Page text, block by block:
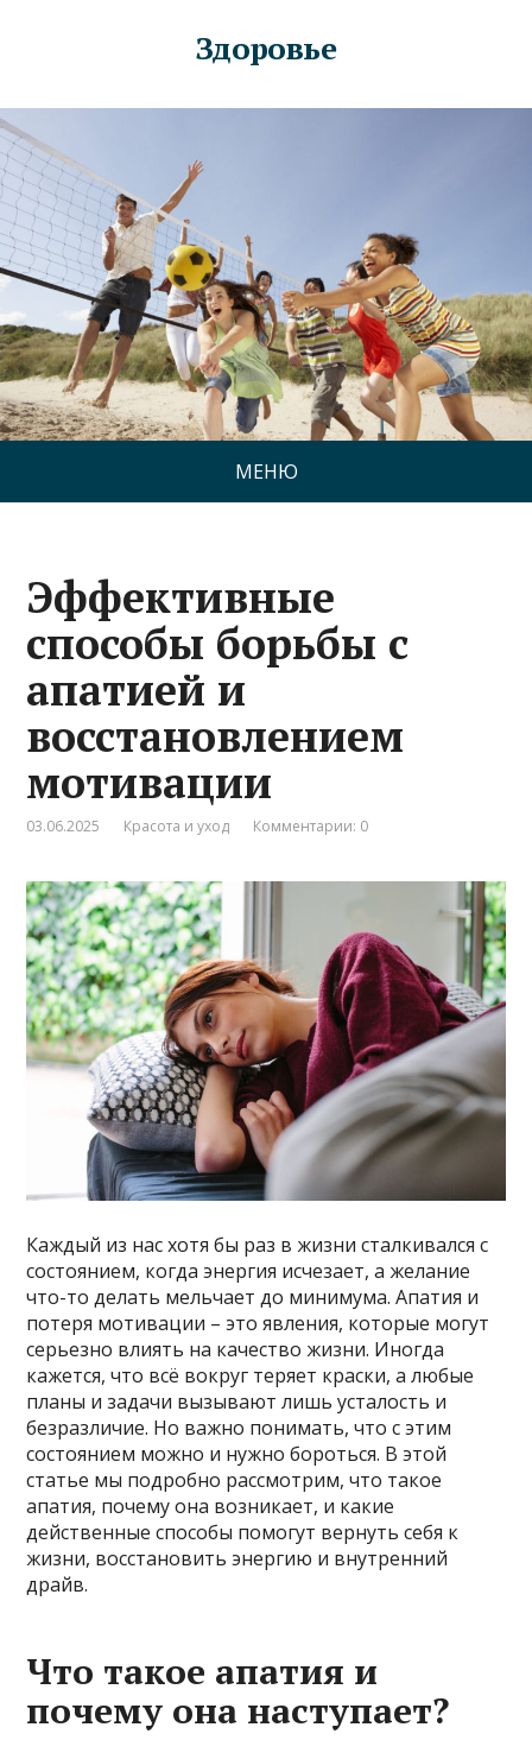
Здоровье
МЕНЮ
Эффективные
способы борьбы с
апатией и
восстановлением
мотивации
03.06.2025 Красота и уход Комментарии: 0
Каждый из нас хотя бы раз в жизни сталкивался с
состоянием, когда энергия исчезает, а желание
что-то делать мельчает до минимума. Апатия и
потеря мотивации – это явления, которые могут
серьезно влиять на качество жизни. Иногда
кажется, что всё вокруг теряет краски, а любые
планы и задачи вызывают лишь усталость и
безразличие. Но важно понимать, что с этим
состоянием можно и нужно бороться. В этой
статье мы подробно рассмотрим, что такое
апатия, почему она возникает, и какие
действенные способы помогут вернуть себя к
жизни, восстановить энергию и внутренний
драйв.
Что такое апатия и
почему она наступает?